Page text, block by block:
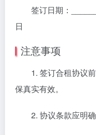
签订日期：
日
注意事项
1. 签订合租协议前
保真实有效。
2. 协议条款应明确